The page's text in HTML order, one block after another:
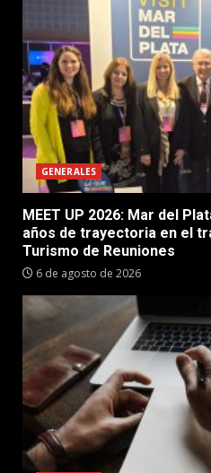
GENERALES
MEET UP 2026: Mar del
años de trayectoria en el
Turismo de Reuniones
6 de agosto de 2026